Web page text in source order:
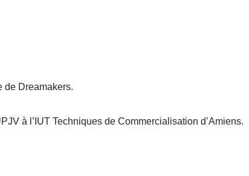
de Dreamakers.
à l’IUT Techniques de Commercialisation d’Amiens.